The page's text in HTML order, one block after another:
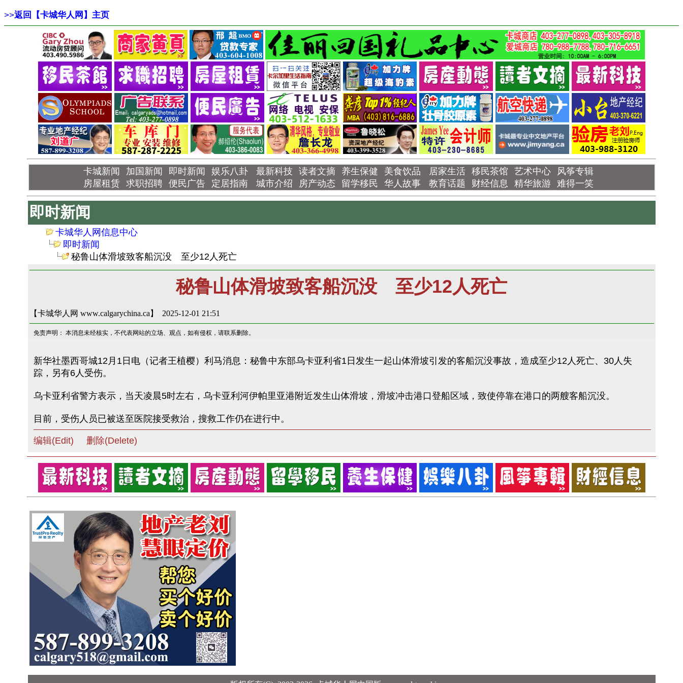
>>返回【卡城华人网】主页
卡城新闻 加国新闻 即时新闻 娱乐八卦 最新科技 读者文摘 养生保健 美食饮品 居家生活 移民茶馆 艺术中心
风筝专辑
房屋租赁 求职招聘 便民广告 定居指南 城市介绍 房产动态 留学移民 华人故事 教育话题 财经信息 精华旅游 难得一笑
即时新闻
卡城华人网信息中心
即时新闻
秘鲁山体滑坡致客船沉没 至少12人死亡
秘鲁山体滑坡致客船沉没 至少12人死亡
【卡城华人网 www.calgarychina.ca】 2025-12-01 21:51
免责声明： 本消息未经核实，不代表网站的立场、观点，如有侵权，请联系删除。
新华社墨西哥城12月1日电（记者王植樱）利马消息：秘鲁中东部乌卡亚利省1日发生一起山体滑坡引发的客船沉没事故，造成至少12人死亡、30人失
踪，另有6人受伤。
乌卡亚利省警方表示，当天凌晨5时左右，乌卡亚利河伊帕里亚港附近发生山体滑坡，滑坡冲击港口登船区域，致使停靠在港口的两艘客船沉没。
目前，受伤人员已被送至医院接受救治，搜救工作仍在进行中。
编辑(Edit) 删除(Delete)